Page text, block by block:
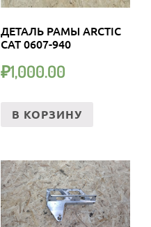
ДЕТАЛЬ РАМЫ ARCTIC
CAT 0607-940
₽1,000.00
В КОРЗИНУ